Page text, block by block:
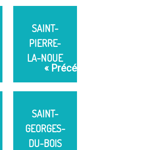
SAINT-
PIERRE-
LA-NOUE
SAINT-
GEORGES-
DU-BOIS
« Précédent